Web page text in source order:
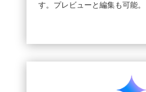
す。プレビューと編集も可能。